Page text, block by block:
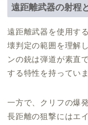
遠距離武器の射程
遠距離武器を使用す
壊判定の範囲を理解
ンの銃は弾道が素直
する特性を持っていま
一方で、クリフの爆
長距離の狙撃にはエ